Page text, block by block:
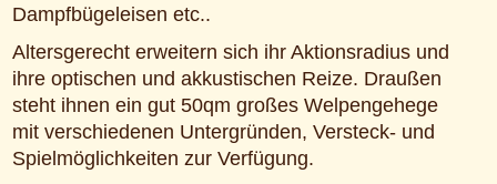
Dampfbügeleisen etc..
Altersgerecht erweitern sich ihr Aktionsradius und
ihre optischen und akkustischen Reize. Draußen
steht ihnen ein gut 50qm großes Welpengehege
mit verschiedenen Untergründen, Versteck- und
Spielmöglichkeiten zur Verfügung.